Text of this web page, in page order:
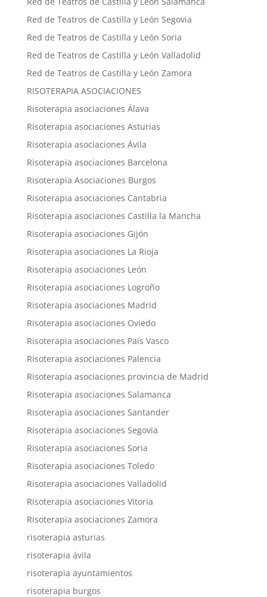
Red de Teatros de Castilla y León Segovia
Red de Teatros de Castilla y León Soria
Red de Teatros de Castilla y León Valladolid
Red de Teatros de Castilla y León Zamora
RISOTERAPIA ASOCIACIONES
Risoterapia asociaciones Álava
Risoterapia asociaciones Asturias
Risoterapia asociaciones Ávila
Risoterapia asociaciones Barcelona
Risoterapia Asociaciones Burgos
Risoterapia asociaciones Cantabria
Risoterapia asociaciones Castilla la Mancha
Risoterapia asociaciones Gijón
Risoterapia asociaciones La Rioja
Risoterapia asociaciones León
Risoterapia asociaciones Logroño
Risoterapia asociaciones Madrid
Risoterapia asociaciones Oviedo
Risoterapia asociaciones País Vasco
Risoterapia asociaciones Palencia
Risoterapia asociaciones provincia de Madrid
Risoterapia asociaciones Salamanca
Risoterapia asociaciones Santander
Risoterapia asociaciones Segovia
Risoterapia asociaciones Soria
Risoterapia asociaciones Toledo
Risoterapia asociaciones Valladolid
Risoterapia asociaciones Vitoria
Risoterapia asociaciones Zamora
risoterapia asturias
risoterapia ávila
risoterapia ayuntamientos
risoterapia burgos